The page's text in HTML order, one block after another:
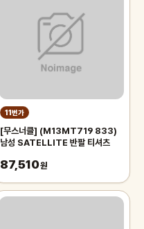
11번가
[무스너클] (M13MT719 833)
남성 SATELLITE 반팔 티셔츠
87,510원